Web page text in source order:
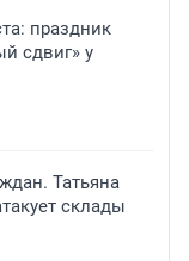
праздник
сдвиг» у
Татьяна
склады